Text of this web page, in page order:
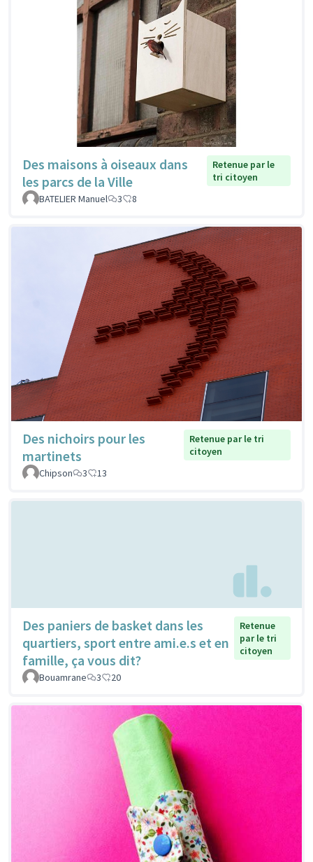
Des maisons à oiseaux dans
les parcs de la Ville
Retenue par le
tri citoyen
BATELIER Manuel
3 8
Des nichoirs pour les
martinets
Retenue par le tri
citoyen
Chipson
3 13
Des paniers de basket dans les
quartiers, sport entre ami.e.s et en
famille, ça vous dit?
Retenue
par le tri
citoyen
Bouamrane 3 20